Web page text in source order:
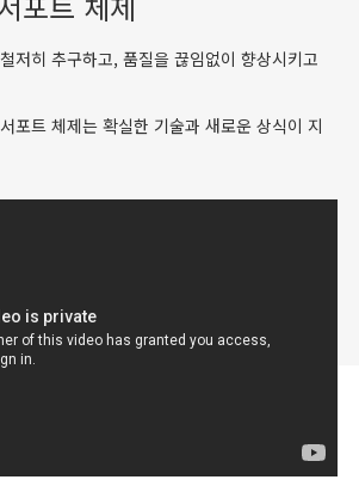
저히 추구하고, 품질을 끊임없이 향상시키고
포트 체제는 확실한 기술과 새로운 상식이 지